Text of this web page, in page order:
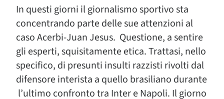
In questi giorni il giornalismo sportivo sta
concentrando parte delle sue attenzioni al
caso Acerbi-Juan Jesus. Questione, a sentire
gli esperti, squisitamente etica. Trattasi, nello
specifico, di presunti insulti razzisti rivolti dal
difensore interista a quello brasiliano durante
l’ultimo confronto tra Inter e Napoli. Il giorno